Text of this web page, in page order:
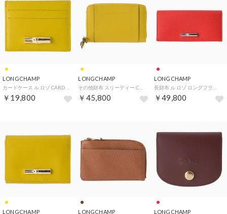
LONGCHAMP
￥19,800
LONGCHAMP
￥45,800
LONGCHAMP
￥49,800
LONGCHAMP LONGCHAMP LONGCHAMP